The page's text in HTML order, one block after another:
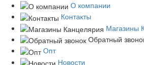
О компании
Контакты
Магазины
Обратный
Опт
Новости